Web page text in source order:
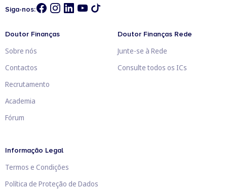
Siga-nos:
Doutor Finanças
Sobre nós
Contactos
Recrutamento
Academia
Fórum
Doutor Finanças Rede
Junte-se à Rede
Consulte todos os ICs
Informação Legal
Termos e Condições
Política de Proteção de Dados